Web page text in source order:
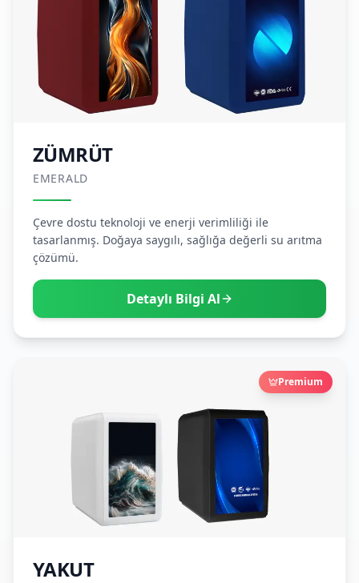
ZÜMRÜT
EMERALD
Çevre dostu teknoloji ve enerji verimliliği ile
tasarlanmış. Doğaya saygılı, sağlığa değerli su arıtma
çözümü.
Detaylı Bilgi Al
Premium
YAKUT